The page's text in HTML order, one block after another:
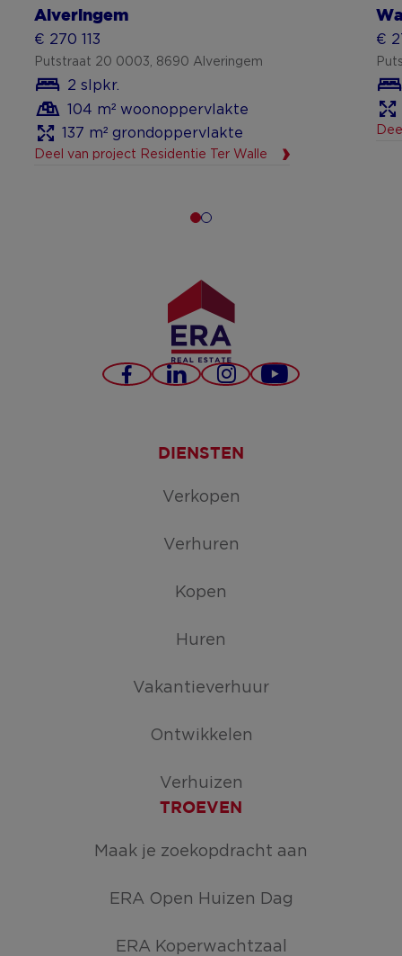
Alveringem
€ 270 113
Putstraat 20 0003, 8690 Alveringem
2 slpkr.
104 m² woonoppervlakte
137 m² grondoppervlakte
Deel van project Residentie Ter Walle
€
Facebook
LinkedInInstagramYouTube
DIENSTEN
Verkopen
Verhuren
Kopen
Huren
Vakantieverhuur
Ontwikkelen
Verhuizen
TROEVEN
Maak je zoekopdracht aan
ERA Open Huizen Dag
ERA Koperwachtzaal